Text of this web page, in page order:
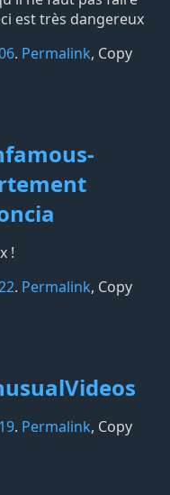
est très dangereux
. Permalink, Copy
!
. Permalink, Copy
19. Permalink, Copy